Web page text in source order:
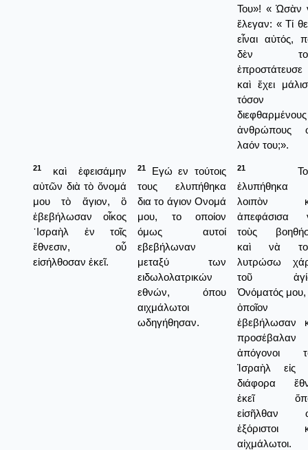
Του»! « Ὡσὰν
ἔλεγαν: « Τί
εἶναι αὐτός,
δὲν
ἐπροστάτευσε
καὶ ἔχει
τόσον
διεφθαρμένους
ἀνθρώπους
λαόν του;».
21
καὶ ἐφεισάμην
αὐτῶν διὰ τὸ ὄνομά
μου τὸ ἅγιον, ὃ
ἐβεβήλωσαν οἶκος
᾿Ισραὴλ ἐν τοῖς
ἔθνεσιν, οὗ
εἰσήλθοσαν ἐκεῖ.
21
Εγώ εν τούτοις
τους ελυπήθηκα
δια το άγιον Ονομά
μου, το οποίον
όμως αυτοί
εβεβήλωναν
μεταξύ των
ειδωλολατρικών
εθνών, όπου
αιχμάλωτοι
ωδηγήθησαν.
21
ἐλυπήθηκα
λοιπὸν
ἀπεφάσισα
τοὺς
καὶ νὰ
λυτρώσω
τοῦ
Ὀνόματός μου,
ὁποῖον
ἐβεβήλωσαν
προσέβαλαν
ἀπόγονοι
Ἰσραὴλ εἰς
διάφορα
ἐκεῖ
εἰσῆλθαν
ἐξόριστοι
αἰχμάλωτοι.